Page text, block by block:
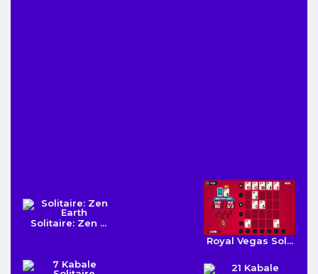
Solitaire: Zen ...
Royal Vegas Sol...